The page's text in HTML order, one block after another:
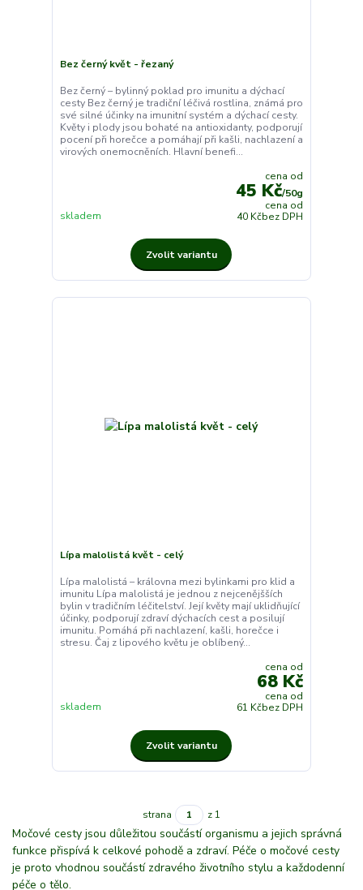
Bez černý květ - řezaný
Bez černý – bylinný poklad pro imunitu a dýchací
cesty Bez černý je tradiční léčivá rostlina, známá pro
své silné účinky na imunitní systém a dýchací cesty.
Květy i plody jsou bohaté na antioxidanty, podporují
pocení při horečce a pomáhají při kašli, nachlazení a
virových onemocněních. Hlavní benefi...
cena od
45 Kč/50g
cena od
40 Kčbez DPH
skladem
Zvolit variantu
Lípa malolistá květ - celý
Lípa malolistá – královna mezi bylinkami pro klid a
imunitu Lípa malolistá je jednou z nejcenějšších
bylin v tradičním léčitelství. Její květy mají uklidňující
účinky, podporují zdraví dýchacích cest a posilují
imunitu. Pomáhá při nachlazení, kašli, horečce i
stresu. Čaj z lipového květu je oblíbený...
cena od
68 Kč
cena od
61 Kčbez DPH
skladem
Zvolit variantu
strana z 1
Močové cesty jsou důležitou součástí organismu a jejich správná
funkce přispívá k celkové pohodě a zdraví. Péče o močové cesty
je proto vhodnou součástí zdravého životního stylu a každodenní
péče o tělo.